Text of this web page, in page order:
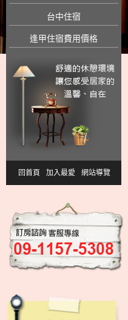
台中住宿
逢甲住宿費用價格
回首頁 加入最愛 網站導覽